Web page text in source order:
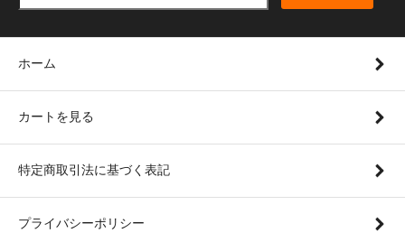
ホーム
カートを見る
特定商取引法に基づく表記
プライバシーポリシー